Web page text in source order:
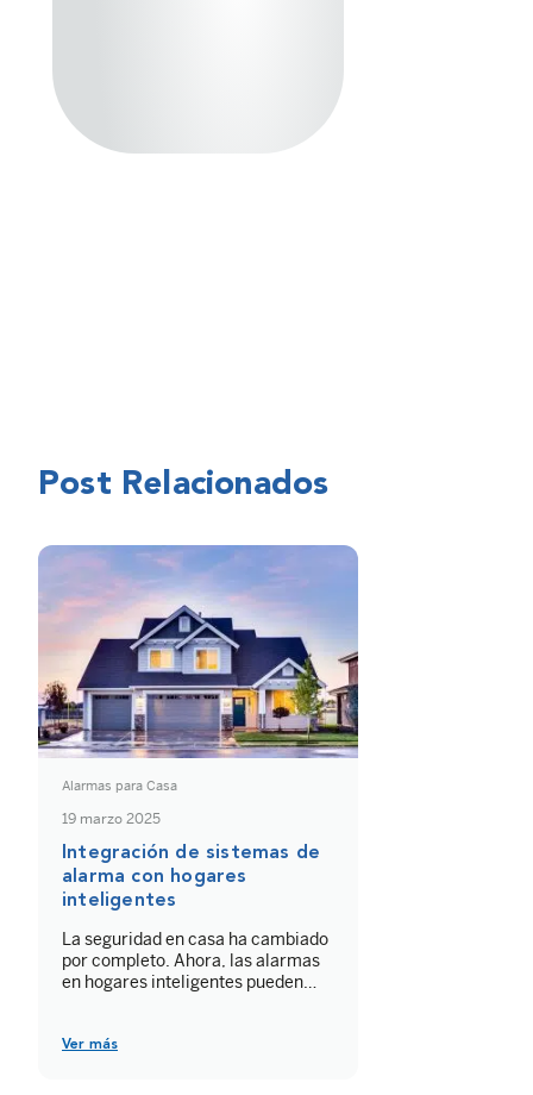
Post Relacionados
Alarmas para Casa
19 marzo 2025
Integración de sistemas de
alarma con hogares
inteligentes
La seguridad en casa ha cambiado
por completo. Ahora, las alarmas
en hogares inteligentes pueden
casa más segura. Gracias a la
Ver más